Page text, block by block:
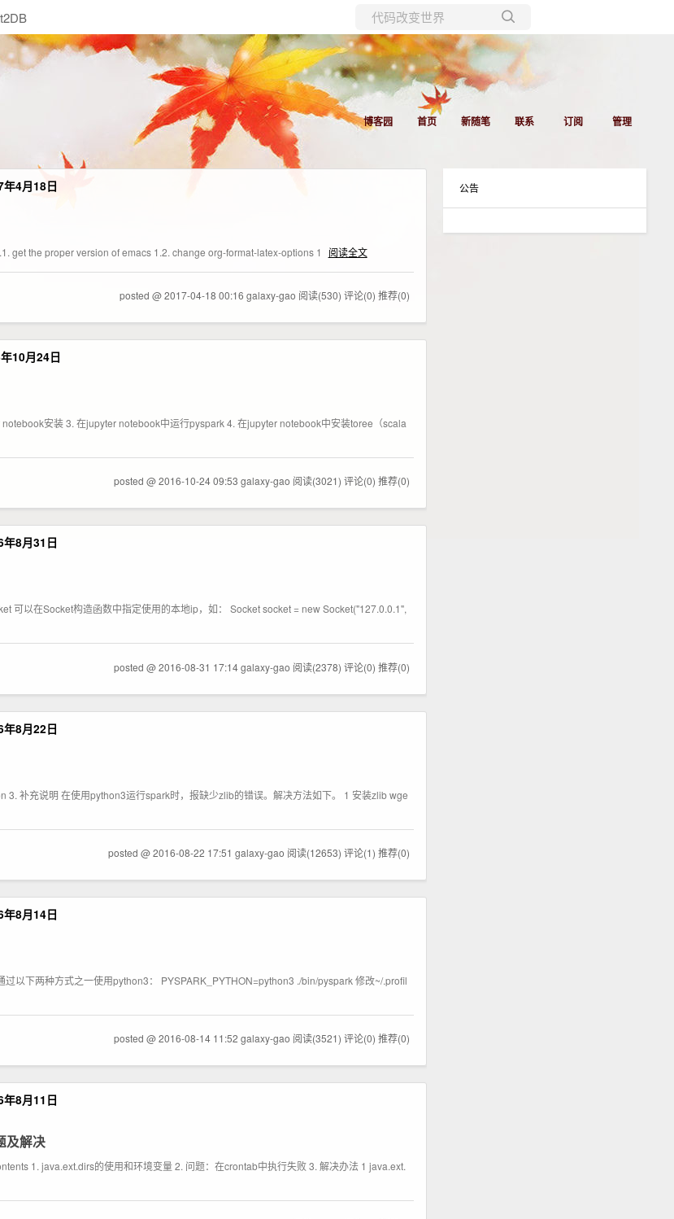
所有博客
当前博客
博客园 首页 新随笔 联系 订阅 管理
年4月18日
get the proper version of emacs 1.2. change org-format-latex-options 1 阅读全文
posted @ 2017-04-18 00:16 galaxy-gao 阅读(530) 评论(0) 推荐(0)
10月24日
安装 3. 在jupyter notebook中运行pyspark 4. 在jupyter notebook中安装toree（scala
posted @ 2016-10-24 09:53 galaxy-gao 阅读(3021) 评论(0) 推荐(0)
年8月31日
可以在Socket构造函数中指定使用的本地ip，如： Socket socket = new Socket("127.0.0.1",
posted @ 2016-08-31 17:14 galaxy-gao 阅读(2378) 评论(0) 推荐(0)
年8月22日
补充说明 在使用python3运行spark时，报缺少zlib的错误。解决方法如下。 1 安装zlib wge
posted @ 2016-08-22 17:51 galaxy-gao 阅读(12653) 评论(1) 推荐(0)
年8月14日
以下两种方式之一使用python3： PYSPARK_PYTHON=python3 ./bin/pyspark 修改~/.profil
posted @ 2016-08-14 11:52 galaxy-gao 阅读(3521) 评论(0) 推荐(0)
年8月11日
及解决
1. java.ext.dirs的使用和环境变量 2. 问题：在crontab中执行失败 3. 解决办法 1 java.ext.
公告